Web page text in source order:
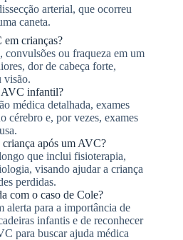
arterial, que ocorreu
caneta.
em crianças?
convulsões ou fraqueza em um
dor de cabeça forte,
visão.
AVC infantil?
médica detalhada, exames
cérebro e, por vezes, exames
após um AVC?
que inclui fisioterapia,
visando ajudar a criança
perdidas.
com o caso de Cole?
alerta para a importância de
infantis e de reconhecer
para buscar ajuda médica